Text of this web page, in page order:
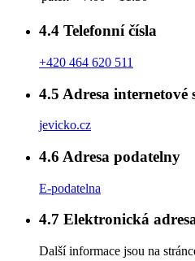
4.4 Telefonní čísla
+420 464 620 511
4.5 Adresa internetové
jevicko.cz
4.6 Adresa podatelny
E-podatelna
4.7 Elektronická
Další informace jsou na